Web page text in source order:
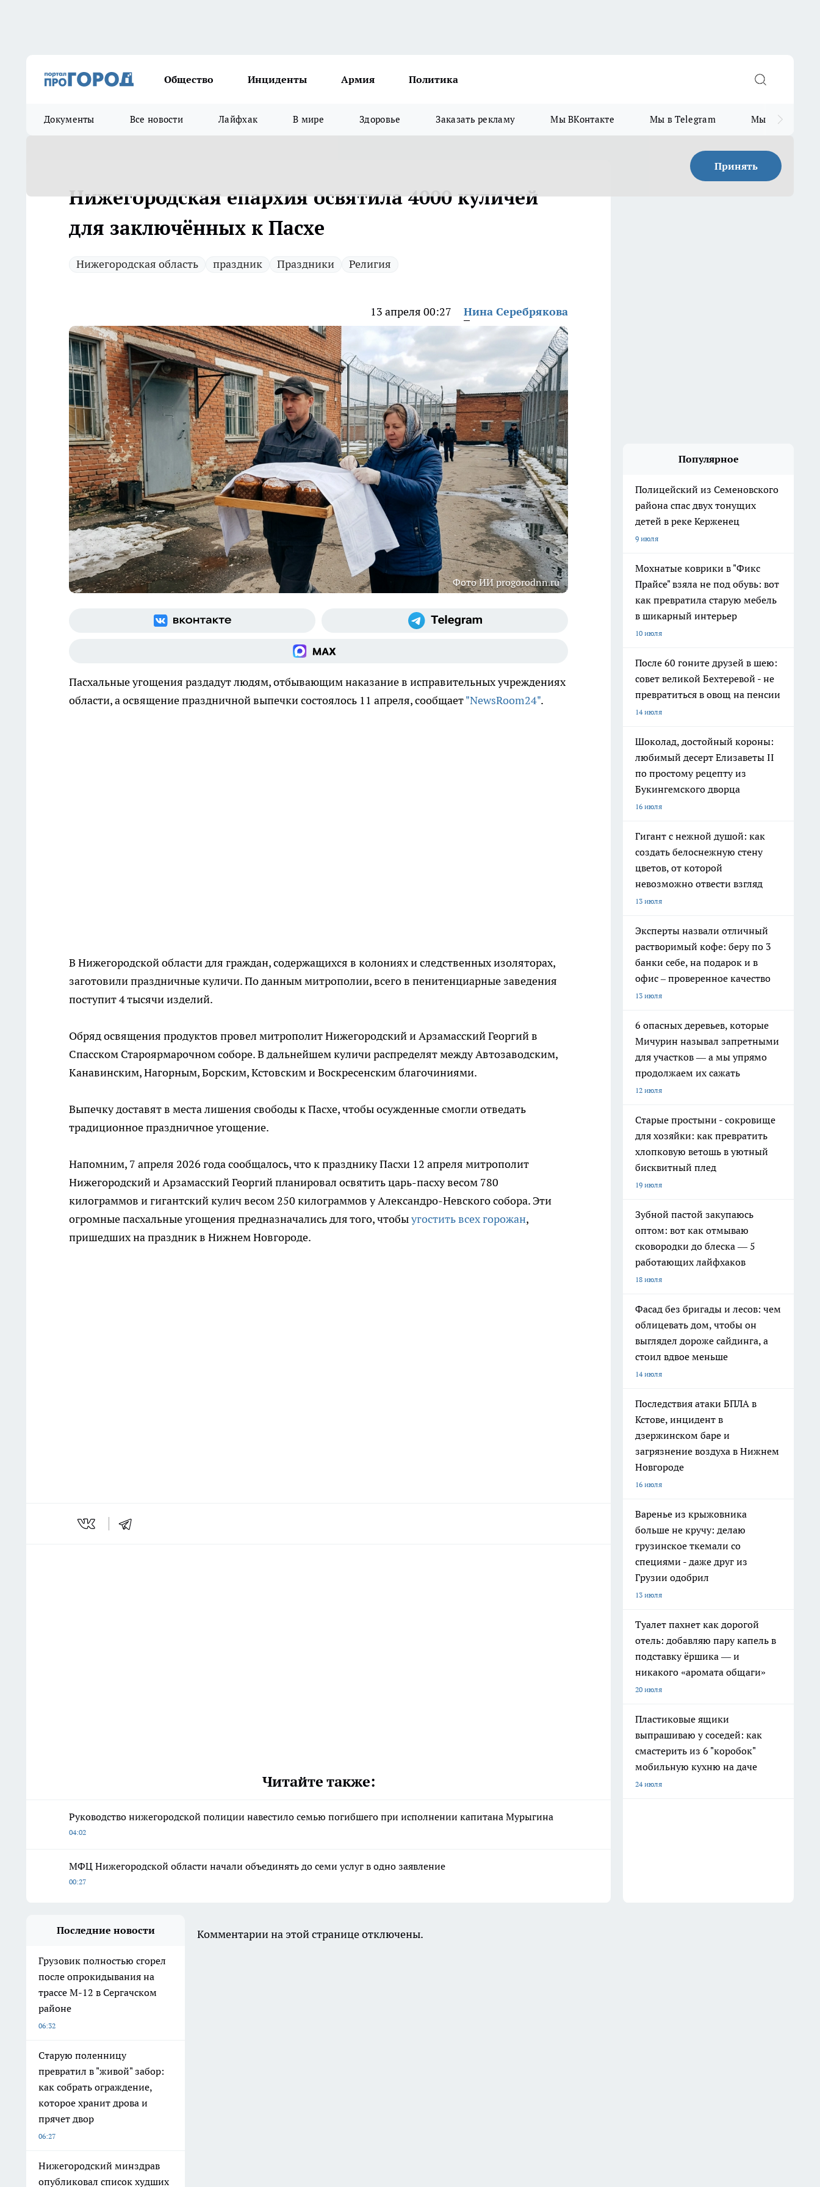
Общество Инциденты Армия Политика
Документы Все новости Лайфхак В мире Здоровье Заказать рекламу Мы ВКонтакте Мы в Telegram Мы в MAX
Принять
Нижегородская епархия освятила 4000 куличей
для заключённых к Пасхе
Нижегородская область праздник Праздники Религия
13 апреля 00:27 Нина Серебрякова
Фото ИИ progorodnn.ru
Пасхальные угощения раздадут людям, отбывающим наказание в исправительных учреждениях
области, а освящение праздничной выпечки состоялось 11 апреля, сообщает"NewsRoom24".
В Нижегородской области для граждан, содержащихся в колониях и следственных изоляторах,
заготовили праздничные куличи. По данным митрополии, всего в пенитенциарные заведения
поступит 4 тысячи изделий.
Обряд освящения продуктов провел митрополит Нижегородский и Арзамасский Георгий в
Спасском Староярмарочном соборе. В дальнейшем куличи распределят между Автозаводским,
Канавинским, Нагорным, Борским, Кстовским и Воскресенским благочиниями.
Выпечку доставят в места лишения свободы к Пасхе, чтобы осужденные смогли отведать
традиционное праздничное угощение.
Напомним, 7 апреля 2026 года сообщалось, что к празднику Пасхи 12 апреля митрополит
Нижегородский и Арзамасский Георгий планировал освятить царь-пасху весом 780
килограммов и гигантский кулич весом 250 килограммов у Александро-Невского собора. Эти
огромные пасхальные угощения предназначались для того, чтобыугостить всех горожан,
пришедших на праздник в Нижнем Новгороде.
Читайте также:
Руководство нижегородской полиции навестило семью погибшего при исполнении капитана Мурыгина
04:02
МФЦ Нижегородской области начали объединять до семи услуг в одно заявление
00:27
Популярное
Полицейский из Семеновского
района спас двух тонущих
детей в реке Керженец
9 июля
Мохнатые коврики в "Фикс
Прайсе" взяла не под обувь: вот
как превратила старую мебель
в шикарный интерьер
10 июля
После 60 гоните друзей в шею:
совет великой Бехтеревой - не
превратиться в овощ на пенсии
14 июля
Шоколад, достойный короны:
любимый десерт Елизаветы II
по простому рецепту из
Букингемского дворца
16 июля
Гигант с нежной душой: как
создать белоснежную стену
цветов, от которой
невозможно отвести взгляд
13 июля
Эксперты назвали отличный
растворимый кофе: беру по 3
банки себе, на подарок и в
офис – проверенное качество
13 июля
6 опасных деревьев, которые
Мичурин называл запретными
для участков — а мы упрямо
продолжаем их сажать
12 июля
Старые простыни - сокровище
для хозяйки: как превратить
хлопковую ветошь в уютный
бисквитный плед
19 июля
Зубной пастой закупаюсь
оптом: вот как отмываю
сковородки до блеска — 5
работающих лайфхаков
18 июля
Фасад без бригады и лесов: чем
облицевать дом, чтобы он
выглядел дороже сайдинга, а
стоил вдвое меньше
14 июля
Последствия атаки БПЛА в
Кстове, инцидент в
дзержинском баре и
загрязнение воздуха в Нижнем
Новгороде
16 июля
Варенье из крыжовника
больше не кручу: делаю
грузинское ткемали со
специями - даже друг из
Грузии одобрил
13 июля
Туалет пахнет как дорогой
отель: добавляю пару капель в
подставку ёршика — и
никакого «аромата общаги»
20 июля
Пластиковые ящики
выпрашиваю у соседей: как
смастерить из 6 "коробок"
мобильную кухню на даче
24 июля
Последние новости
Грузовик полностью сгорел
после опрокидывания на
трассе М-12 в Сергачском
районе
06:32
Старую поленницу
превратил в "живой" забор:
как собрать ограждение,
которое хранит дрова и
прячет двор
06:27
Нижегородский минздрав
опубликовал список худших
Комментарии на этой странице отключены.